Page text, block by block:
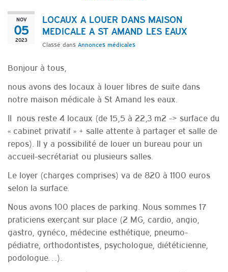
NOV
05
2023
LOCAUX A LOUER DANS MAISON
MEDICALE A ST AMAND LES EAUX
Classé dans Annonces médicales
Bonjour à tous,
nous avons des locaux à louer libres de suite dans
notre maison médicale à St Amand les eaux.
Il nous reste 4 locaux (de 15,5 à 22,3 m2 -> surface du
« cabinet privatif » + salle attente à partager et salle de
repos). Il y a possibilité de louer un bureau pour un
accueil-secrétariat ou plusieurs salles.
Le loyer (charges comprises) va de 820 à 1100 euros
selon la surface.
Nous avons 100 places de parking. Nous sommes 17
praticiens exerçant sur place (2 MG, cardio, angio,
gastro, gynéco, médecine esthétique, pneumo-
pédiatre, orthodontistes, psychologue, diététicienne,
podologue…).